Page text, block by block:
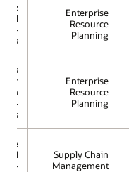
Enterprise
Resource
Planning
AI
-
Enterprise
Resource
Planning
for
-
Supply Chain
Management
AI
-